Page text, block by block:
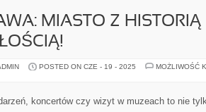
MIASTO Z HISTORIĄ
POSTED ON CZE - 19 - 2025
MOŻLIWOŚĆ
koncertów czy wizyt w muzeach to nie